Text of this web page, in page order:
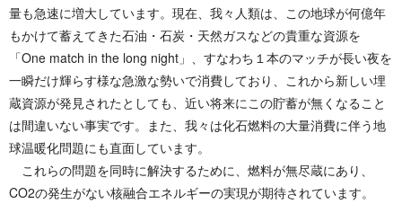
量も急速に増大しています。現在、我々人類は、この地球が何億年
もかけて蓄えてきた石油・石炭・天然ガスなどの貴重な資源を
「One match in the long night」、すなわち１本のマッチが長い夜を
一瞬だけ輝らす様な急激な勢いで消費しており、これから新しい埋
蔵資源が発見されたとしても、近い将来にこの貯蓄が無くなること
は間違いない事実です。また、我々は化石燃料の大量消費に伴う地
球温暖化問題にも直面しています。
これらの問題を同時に解決するために、燃料が無尽蔵にあり、
CO2の発生がない核融合エネルギーの実現が期待されています。